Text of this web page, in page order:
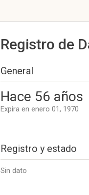
Registro de
General
Hace 56 años
Expira en enero 01, 1970
Registro y estado
Sin dato